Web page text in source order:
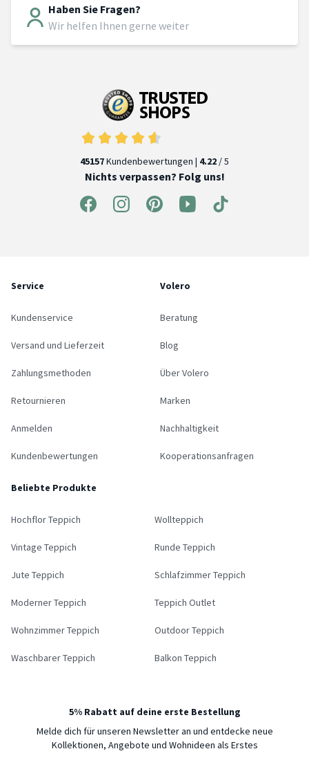
Haben Sie Fragen?
Wir helfen Ihnen gerne weiter
45157Kundenbewertungen | 4.22 / 5
Nichts verpassen? Folg uns!
Service
Kundenservice
Versand und Lieferzeit
Zahlungsmethoden
Retournieren
Anmelden
Kundenbewertungen
Volero
Beratung
Blog
Über Volero
Marken
Nachhaltigkeit
Kooperationsanfragen
Beliebte Produkte
Hochflor Teppich Wollteppich
Vintage Teppich Runde Teppich
Jute Teppich Schlafzimmer Teppich
Moderner Teppich Teppich Outlet
Wohnzimmer Teppich Outdoor Teppich
Waschbarer Teppich Balkon Teppich
5% Rabatt auf deine erste Bestellung
Melde dich für unseren Newsletter an und entdecke neue
Kollektionen, Angebote und Wohnideen als Erstes